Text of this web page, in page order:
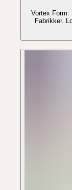
Vortex Form: Kompresjon
Fabrikker.